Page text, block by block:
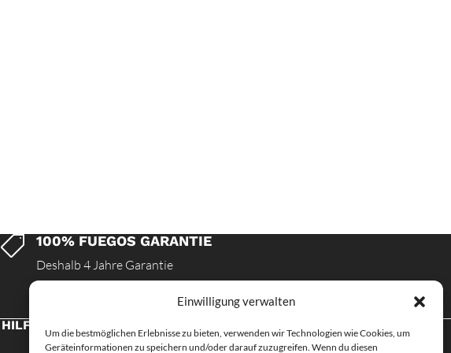
Einwilligung verwalten
Um die bestmöglichen Erlebnisse zu bieten, verwenden wir Technologien wie Cookies, um
Geräteinformationen zu speichern und/oder darauf zuzugreifen. Wenn du diesen
 100% FUEGOS GARANTIE
Deshalb 4 Jahre Garantie
HILFE